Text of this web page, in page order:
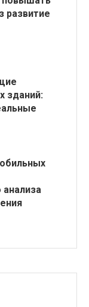
развитие
зданий: